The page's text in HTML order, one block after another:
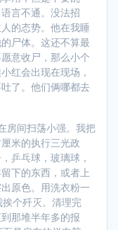
言不通。没法招
的态势。他在我睡
尸体。这还不算最
意收尸，那么小个
红会出现在现场，
了。他们俩哪都去
房间扫荡小强。我把
米的执行三光政
乒乓球，玻璃球，
下的东西，或者上
原色。用洗衣粉一
个歼灭。清理完
那堆半年多的报